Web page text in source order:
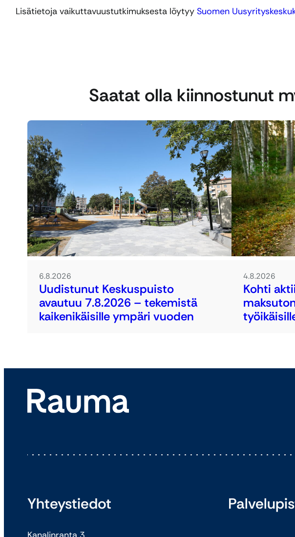
Lisätietoja vaikuttavuustutkimuksesta löytyy Suomen
Saatat olla kiinnostunut
6.8.2026
Uudistunut Keskuspuisto
avautuu 7.8.2026 – tekemistä
kaikenikäisille ympäri vuoden
4.8.2026
Kohti
Yhteystiedot